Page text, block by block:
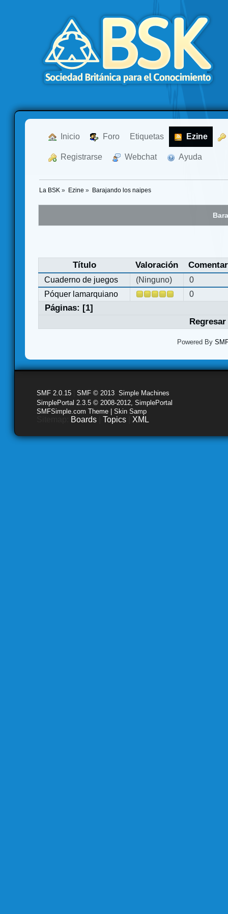
Inicio Foro Etiquetas Ezine
Registrarse Webchat Ayuda
La BSK » Ezine » Barajando los naipes
Título Valoración
Cuaderno de juegos (Ninguno)
0
Póquer lamarquiano
0
Páginas: [1]
Powered By
SMF 2.0.15 SMF © 2013 Simple Machines
SimplePortal 2.3.5 © 2008-2012, SimplePortal
SMFSimple.com Theme | Skin Samp
Boards Topics XML